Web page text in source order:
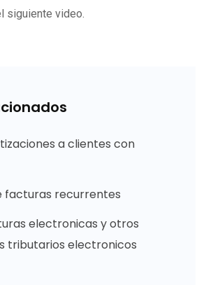
siguiente video.
a clientes con
facturas recurrentes
electronicas y otros
tributarios electronicos